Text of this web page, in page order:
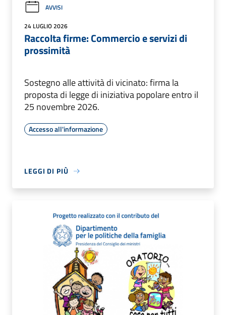
AVVISI
24 LUGLIO 2026
Raccolta firme: Commercio e servizi di
prossimità
Sostegno alle attività di vicinato: firma la
proposta di legge di iniziativa popolare entro il
25 novembre 2026.
Accesso all'informazione
LEGGI DI PIÙ